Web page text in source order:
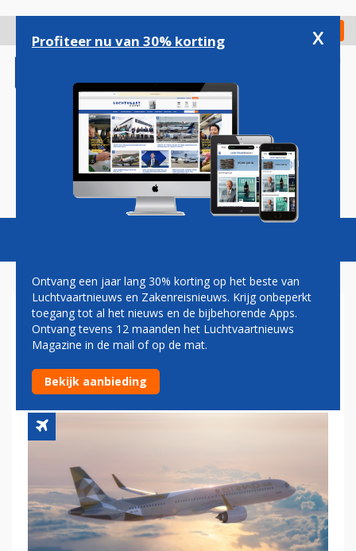
gaan
Check in
Magazine Podcasts Vacatures
ETIHAD AIRWAYS ALS EERSTE
MAATSCHAPPIJ UIT MIDDEN-
OOSTEN NAAR LUXEMBURG
Profiteer nu van 30% korting x
Ontvang een jaar lang 30% korting op het beste van
Luchtvaartnieuws en Zakenreisnieuws. Krijg onbeperkt
toegang tot al het nieuws en de bijbehorende Apps.
Ontvang tevens 12 maanden het Luchtvaartnieuws
Magazine in de mail of op de mat.
Bekijk aanbieding